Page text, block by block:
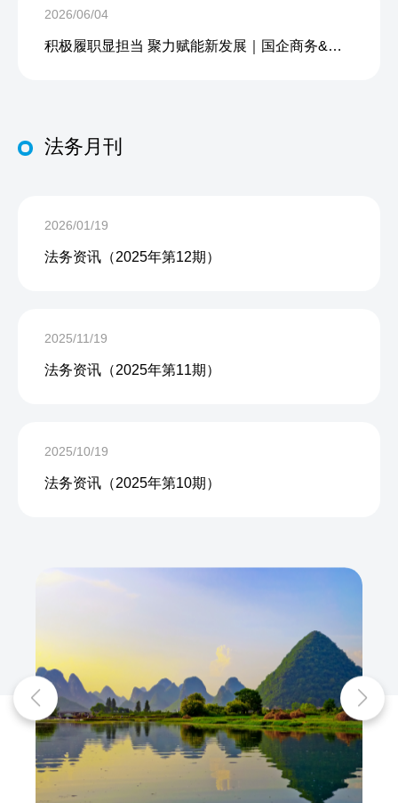
2026/06/04
积极履职显担当 聚力赋能新发展｜国企商务&中企人力出席上海现代服务业联合会第五届会员大会第三次会议暨2026服务业高质量发展大会
法务月刊
2026/01/19
法务资讯（2025年第12期）
2025/11/19
法务资讯（2025年第11期）
2025/10/19
法务资讯（2025年第10期）